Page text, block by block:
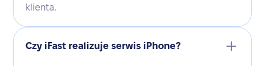
klienta.
Czy iFast realizuje serwis iPhone?